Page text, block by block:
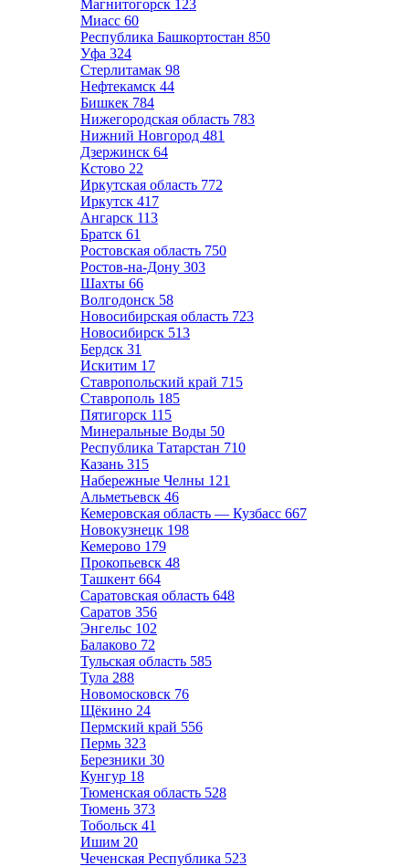
Магнитогорск 123
Миасс 60
Республика Башкортостан 850
Уфа 324
Стерлитамак 98
Нефтекамск 44
Бишкек 784
Нижегородская область 783
Нижний Новгород 481
Дзержинск 64
Кстово 22
Иркутская область 772
Иркутск 417
Ангарск 113
Братск 61
Ростовская область 750
Ростов-на-Дону 303
Шахты 66
Волгодонск 58
Новосибирская область 723
Новосибирск 513
Бердск 31
Искитим 17
Ставропольский край 715
Ставрополь 185
Пятигорск 115
Минеральные Воды 50
Республика Татарстан 710
Казань 315
Набережные Челны 121
Альметьевск 46
Кемеровская область — Кузбасс 667
Новокузнецк 198
Кемерово 179
Прокопьевск 48
Ташкент 664
Саратовская область 648
Саратов 356
Энгельс 102
Балаково 72
Тульская область 585
Тула 288
Новомосковск 76
Щёкино 24
Пермский край 556
Пермь 323
Березники 30
Кунгур 18
Тюменская область 528
Тюмень 373
Тобольск 41
Ишим 20
Чеченская Республика 523